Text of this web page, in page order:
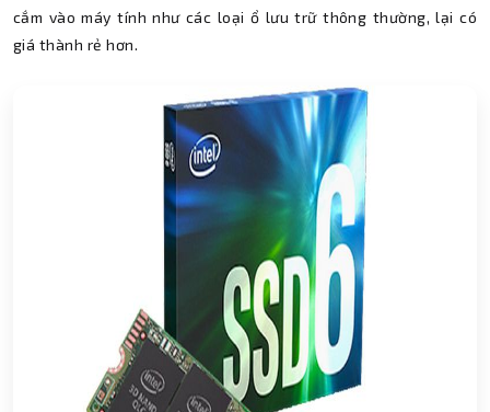
cắm vào máy tính như các loại ổ lưu trữ thông thường, lại có
giá thành rẻ hơn.